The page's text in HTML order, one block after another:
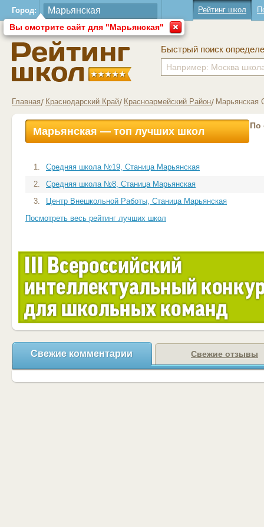
Город:
Вы смотрите сайт для "Марьянская"
Рейтинг школ
Быстрый поиск
Главная Краснодарский Край Красноармейский Район Марьянская
Марьянская — топ лучших школ По
1.
Средняя школа №19, Станица Марьянская
2.
Средняя школа №8, Станица Марьянская
3.
Центр Внешкольной Работы, Станица Марьянская
Посмотреть весь рейтинг лучших школ
Свежие комментарии Свежие отзывы